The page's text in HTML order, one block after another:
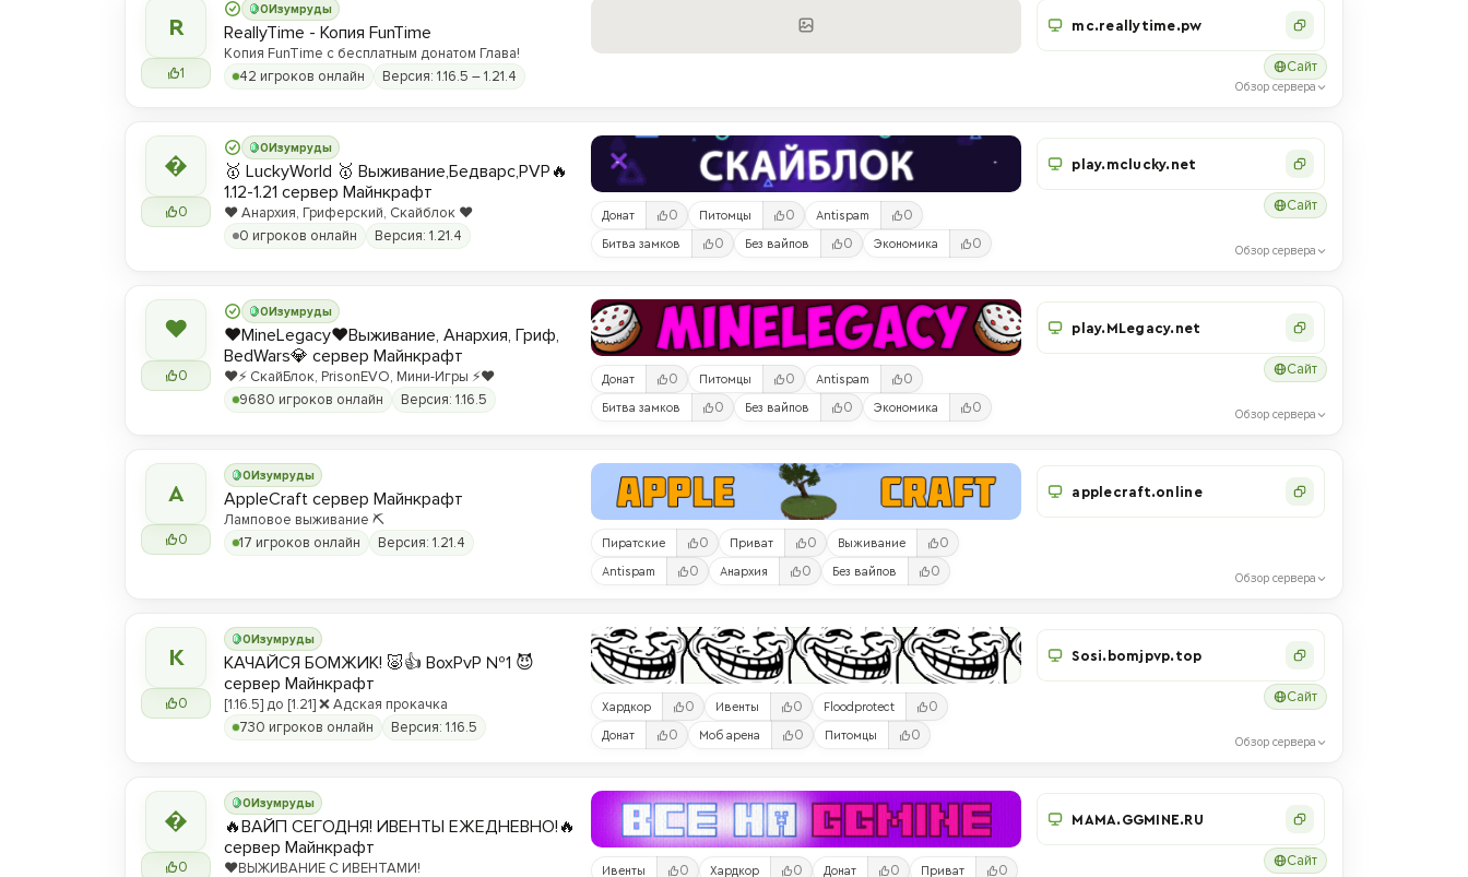
R
1
0Изумруды
ReallyTime - Копия FunTime
Копия FunTime с бесплатным донатом Глава!
42 игроков онлайн
Версия: 1.16.5 – 1.21.4
mc.reallytime.pw
Сайт
Обзор сервера

0
0Изумруды
🥇 LuckyWorld 🥇 Выживание,Бедварс,PVP🔥
1.12-1.21 сервер Майнкрафт
❤️ Анархия, Гриферский, Скайблок ❤️
0 игроков онлайн
Версия: 1.21.4
Донат 0 Питомцы 0 Antispam 0
Битва замков 0 Без вайпов 0 Экономика 0
play.mclucky.net
Сайт
Обзор сервера
❤
0
0Изумруды
❤️MineLegacy❤️Выживание, Анархия, Гриф,
BedWars💎 сервер Майнкрафт
❤️⚡️ СкайБлок, PrisonEVO, Мини-Игры ⚡️❤️
9680 игроков онлайн
Версия: 1.16.5
Донат 0 Питомцы 0 Antispam 0
Битва замков 0 Без вайпов 0 Экономика 0
play.MLegacy.net
Сайт
Обзор сервера
A
0
0Изумруды
AppleCraft сервер Майнкрафт
Ламповое выживание ⛏️
17 игроков онлайн
Версия: 1.21.4 Пиратские 0 Приват 0 Выживание 0
Antispam 0 Анархия 0 Без вайпов 0
applecraft.online
Обзор сервера
К
0
0Изумруды
КАЧАЙСЯ БОМЖИК! 🐷👍 BoxPvP №1 😈
сервер Майнкрафт
[1.16.5] до [1.21] ❌ Адская прокачка
730 игроков онлайн
Версия: 1.16.5
Хардкор 0 Ивенты 0 Floodprotect 0
Донат 0 Моб арена 0 Питомцы 0
Sosi.bomjpvp.top
Сайт
Обзор сервера

0
0Изумруды
🔥ВАЙП СЕГОДНЯ! ИВЕНТЫ ЕЖЕДНЕВНО!🔥
сервер Майнкрафт
❤️ВЫЖИВАНИЕ С ИВЕНТАМИ!
Ивенты 0 Хардкор 0 Донат 0 Приват 0
MAMA.GGMINE.RU
Сайт